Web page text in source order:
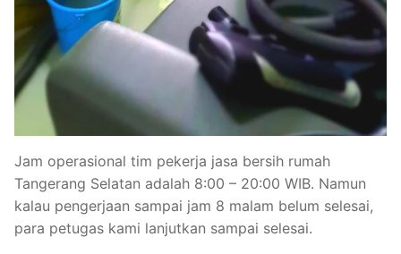
Jam operasional tim pekerja jasa bersih rumah
Tangerang Selatan adalah 8:00 – 20:00 WIB. Namun
kalau pengerjaan sampai jam 8 malam belum selesai,
para petugas kami lanjutkan sampai selesai.